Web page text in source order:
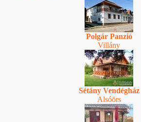
Polgár Panzió
Villány
Sétány Vendégház
Alsóörs